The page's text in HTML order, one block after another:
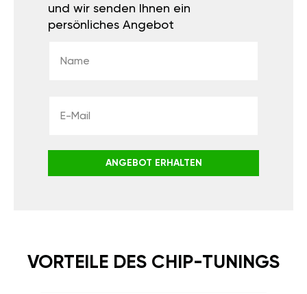
und wir senden Ihnen ein
persönliches Angebot
ANGEBOT ERHALTEN
VORTEILE DES CHIP-TUNINGS